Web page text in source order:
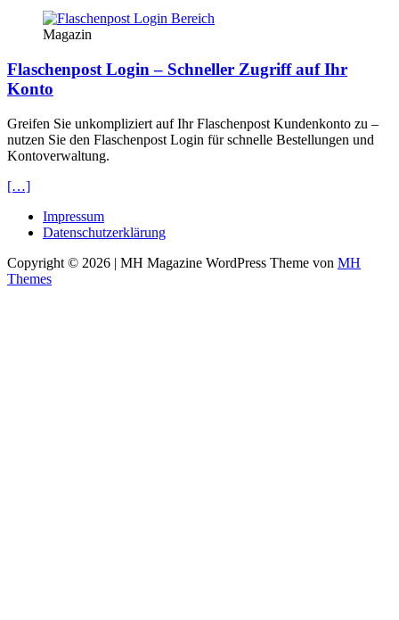
Magazin
Flaschenpost Login – Schneller Zugriff auf Ihr
Konto
Greifen Sie unkompliziert auf Ihr Flaschenpost Kundenkonto zu –
nutzen Sie den Flaschenpost Login für schnelle Bestellungen und
Kontoverwaltung.
[…]
Impressum
Datenschutzerklärung
Copyright © 2026 | MH Magazine WordPress Theme von MH
Themes